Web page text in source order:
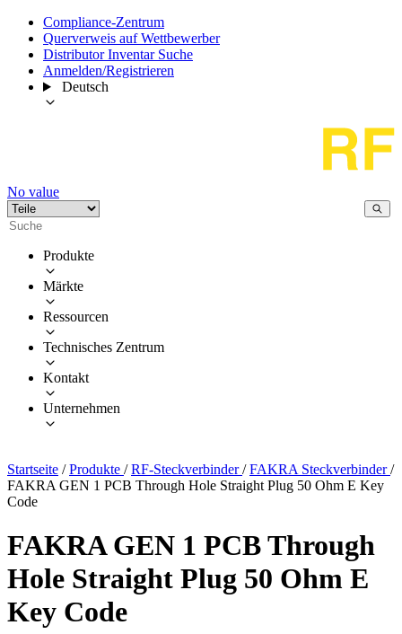
Compliance-Zentrum
Querverweis auf Wettbewerber
Distributor Inventar Suche
Anmelden/Registrieren
Deutsch
No value
Produkte
Märkte
Ressourcen
Technisches Zentrum
Kontakt
Unternehmen
Startseite / Produkte / RF-Steckverbinder/ FAKRA Steckverbinder/
FAKRA GEN 1 PCB Through Hole Straight Plug 50 Ohm E Key
Code
FAKRA GEN 1 PCB Through
Hole Straight Plug 50 Ohm E
Key Code